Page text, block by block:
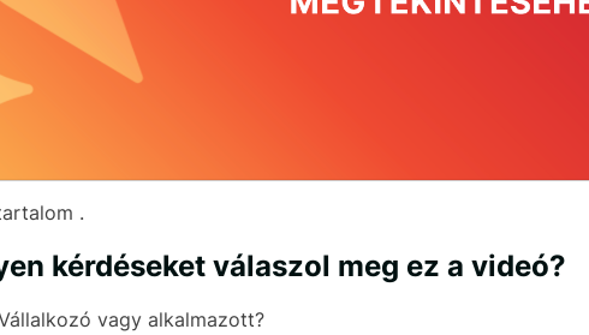
.
kérdéseket válaszol meg ez a videó?
vagy alkalmazott?